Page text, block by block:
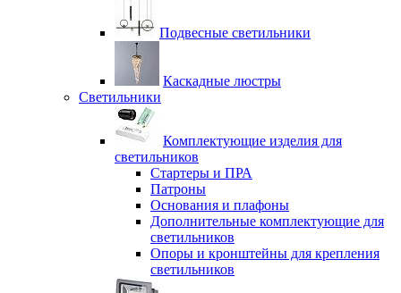
Подвесные светильники
Каскадные люстры
Светильники
Комплектующие изделия для
светильников
Стартеры и ПРА
Патроны
Основания и плафоны
Дополнительные комплектующие для
светильников
Опоры и кронштейны для крепления
светильников